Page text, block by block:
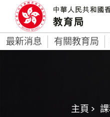
最新消息 有關教育局
主頁 >